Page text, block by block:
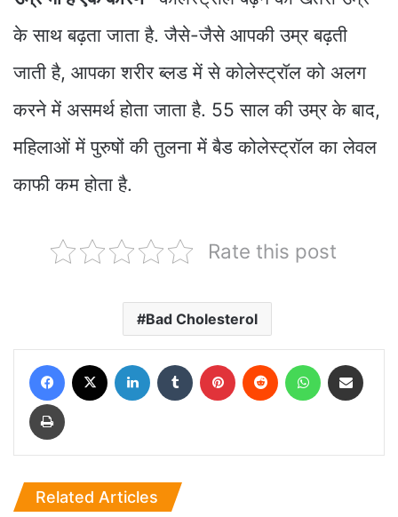
के साथ बढ़ता जाता है. जैसे-जैसे आपकी उम्र बढ़ती
जाती है, आपका शरीर ब्लड में से कोलेस्ट्रॉल को अलग
करने में असमर्थ होता जाता है. 55 साल की उम्र के बाद,
महिलाओं में पुरुषों की तुलना में बैड कोलेस्ट्रॉल का लेवल
काफी कम होता है.
Rate this post
Bad Cholesterol
Facebook LinkedIn Tumblr Pinterest Reddit WhatsApp
Print
Related Articles